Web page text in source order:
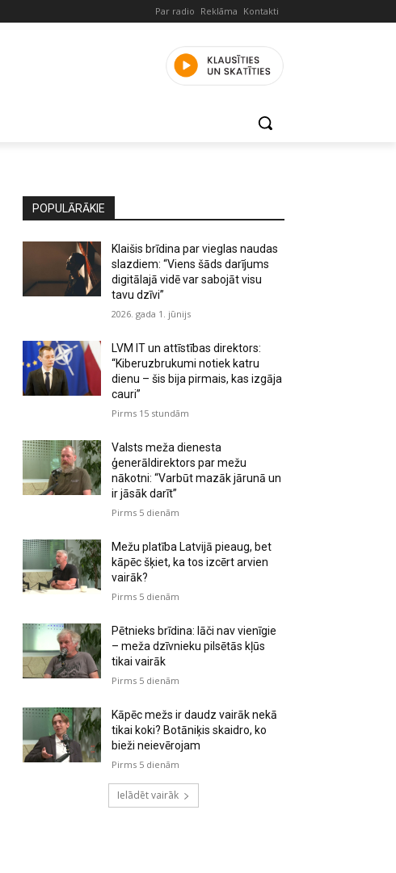
Par radio Reklāma Kontakti
POPULĀRĀKIE
Klaišis brīdina par vieglas naudas
slazdiem: “Viens šāds darījums
digitālajā vidē var sabojāt visu
tavu dzīvi”
2026. gada 1. jūnijs
LVM IT un attīstības direktors:
“Kiberuzbrukumi notiek katru
dienu – šis bija pirmais, kas izgāja
cauri”
Pirms 15 stundām
Valsts meža dienesta
ģenerāldirektors par mežu
nākotni: “Varbūt mazāk jārunā un
ir jāsāk darīt”
Pirms 5 dienām
Mežu platība Latvijā pieaug, bet
kāpēc šķiet, ka tos izcērt arvien
vairāk?
Pirms 5 dienām
Pētnieks brīdina: lāči nav vienīgie
– meža dzīvnieku pilsētās kļūs
tikai vairāk
Pirms 5 dienām
Kāpēc mežs ir daudz vairāk nekā
tikai koki? Botāniķis skaidro, ko
bieži neievērojam
Pirms 5 dienām
Ielādēt vairāk